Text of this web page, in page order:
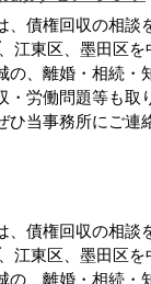
、債権回収の相談
江東区、墨田区
の、離婚・相続・
・労働問題等も取
当事務所にご連
、債権回収の相談
江東区、墨田区
の、離婚・相続・